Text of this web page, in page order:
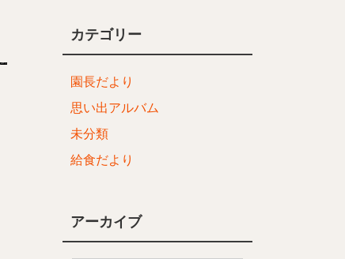
カテゴリー
園長だより
思い出アルバム
未分類
給食だより
アーカイブ